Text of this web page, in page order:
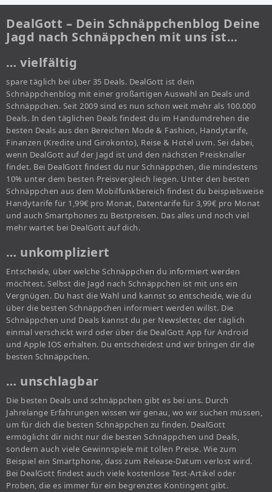
DealGott – Dein Schnäppchenblog Deine
Jagd nach Schnäppchen mit uns ist…
… vielfältig
spare täglich bei über 35 Deals. DealGott ist dein
Schnäppchenblog mit einer großartigen Auswahl an Deals und
Schnäppchen. Seit 2009 sind es nun schon weit mehr als 100.000
Deals. In den täglichen Deals findest du im Handumdrehen die
besten Deals aus den Bereichen Mode & Fashion, Handytarife,
Finanzen (Kredite und Girokonto), Reise & Hotel uvm. Sei dabei,
wenn DealGott auf der Jagd ist und den nächsten Preisknaller
findet. Bei DealGott findest du nur Schnäppchen, die mindestens
10% unter dem besten Preisvergleich liegen. Unter den besten
Schnäppchen aus dem Mobilfunkbereich findest du beispielsweise
Handytarife für 1,99€ pro Monat, Datentarife für 3,99€ pro Monat
und auch Smartphones zu Bestpreisen. Das alles und noch viel
mehr wartet bei DealGott auf dich.
… unkompliziert
Entscheide, über welche Schnäppchen du informiert werden
möchtest. Selbst die Jagd nach Schnäppchen ist mit uns ein
Vergnügen. Du hast die Wahl und kannst so entscheide, wie du
über die besten Schnäppchen informiert werden willst. Die
Schnäppchen und Deals kannst du per Newsletter, der täglich
einmal verschickt wird oder über die DealGott App für Android
und Apple IOS erhalten. Du entscheidest und wir bringen dir die
besten Schnäppchen.
… unschlagbar
Die besten Deals und schnäppchen gibt es bei uns. Durch
Jahrelange Erfahrungen wissen wir genau, wo wir suchen müssen,
um für dich die besten Schnäppchen zu finden. DealGott
ermöglicht dir nicht nur die besten Schnäppchen und Deals,
sondern auch viele Gewinnspiele mit tollen Preise. Wie zum
Beispiel ein Smartphone, dass zum Release-Datum verlost wird.
Bei DealGott findest auch viele kostenlose Test-Artikel oder
Proben, die es immer für ein begrenztes Kontingent gibt.